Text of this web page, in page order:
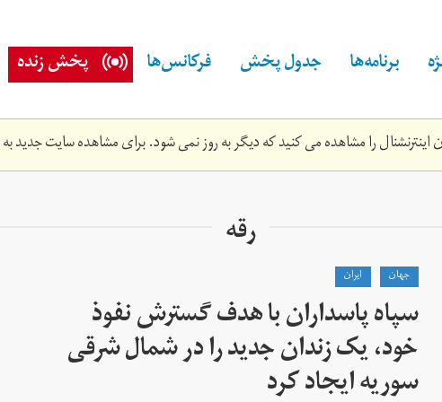
برنامه‌ها جدول پخش فرکانس‌ها پخش زنده
را مشاهده می کنید که دیگر به روز نمی شود. برای مشاهده سایت جدید به
رقه
جهان ايران
سپاه پاسداران با هدف گسترش نفوذ
خود، یک زندان جدید را در شمال شرقی
سوریه ایجاد کرد